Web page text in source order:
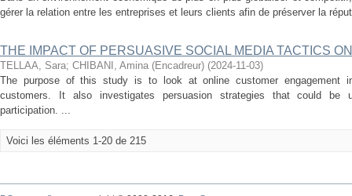
gérer la relation entre les entreprises et leurs clients afin de préserver la
THE IMPACT OF PERSUASIVE SOCIAL MEDIA TACTICS
TELLAA, Sara; CHIBANI, Amina (Encadreur) (2024-11-03)
The purpose of this study is to look at online customer engagement
customers. It also investigates persuasion strategies that could be
participation. ...
Voici les éléments 1-20 de 215